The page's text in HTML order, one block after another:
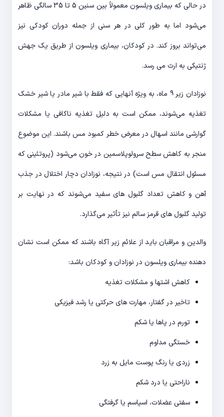
در حالی که بیماری ویلسون معمولاً بین سنین 5 تا 35 سالگی ظاهر
می‌شود اما به طور کلی در هر سنی از جمله دوران کودکی نیز
می‌تواند بروز کند. در کودکان، بیماری ویلسون از طریق یک جهش
ژنتیکی به ارث می رسد.
نوزادان زیر 9 ماه، به ویژه آنهایی که فقط با شیر مادر یا شیر خشک
تغذیه می‌شوند، ممکن است به دلیل تغذیه ناکافی یا مشکلات
گوارشی مانند اسهال در معرض خطر کمبود مس باشند. این موضوع
منجر به کاهش سطح سرولوپلاسمین در خون می‌شود (پروتئینی که
مسئول انتقال مس است) در نتیجه، نوزادان دچار اختلال در جذب
آهن و کاهش تعداد گلبول های سفید می‌شوند که در نهایت بر
تولید گلبول های قرمز سالم نیز تأثیر می‌گذارد.
والدین و مراقبان باید از علائم زیر آگاه باشند که ممکن است نشان
دهنده بیماری ویلسون در نوزادان و کودکان باشد:
کاهش اشتها و مشکلات تغذیه
تاخیر در گفتار، مهارت های حرکتی یا رشد فیزیکی
تورم در پاها یا شکم
خستگی مداوم
زردی یا رنگ پوست مایل به زرد
ناراحتی یا درد شکم
سفتی عضلات، اسپاسم یا گرفتگی